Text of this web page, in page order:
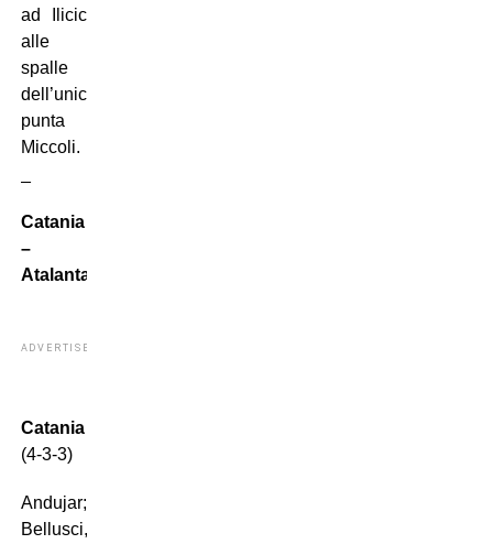
ad Ilicic
alle
spalle
dell’unica
punta
Miccoli.
Catania
–
Atalanta
ADVERTISEMENT
Catania
(4-3-3)
Andujar;
Bellusci,